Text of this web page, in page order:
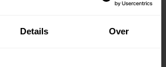
Details Over